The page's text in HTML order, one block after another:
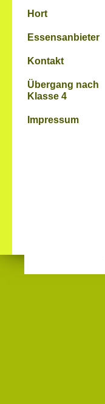
Hort
Essensanbieter
Kontakt
Übergang nach
Klasse 4
Impressum